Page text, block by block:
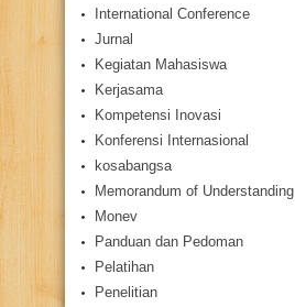
International Conference
Jurnal
Kegiatan Mahasiswa
Kerjasama
Kompetensi Inovasi
Konferensi Internasional
kosabangsa
Memorandum of Understanding
Monev
Panduan dan Pedoman
Pelatihan
Penelitian